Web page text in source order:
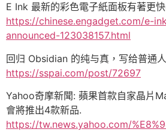
E Ink 最新的彩色電子紙面板有著更
https://chinese.engadget.com/e-
announced-123038157.html
回归 Obsidian 的纯与真，写给普通
https://sspai.com/post/72697
Yahoo奇摩新聞: 蘋果首款自家晶片
會將推出4款新品.
https://tw.news.yahoo.com/